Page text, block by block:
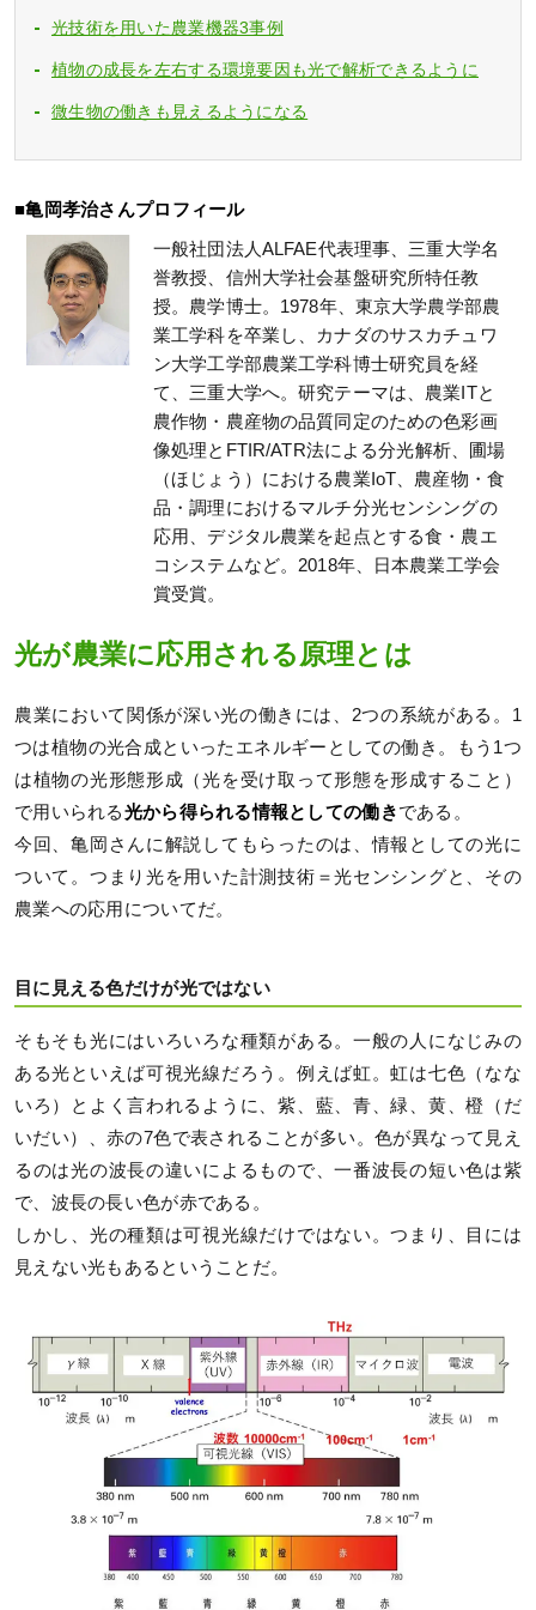
光技術を用いた農業機器3事例
植物の成長を左右する環境要因も光で解析できるように
微生物の働きも見えるようになる
■亀岡孝治さんプロフィール
一般社団法人ALFAE代表理事、三重大学名
誉教授、信州大学社会基盤研究所特任教
授。農学博士。1978年、東京大学農学部農
業工学科を卒業し、カナダのサスカチュワ
ン大学工学部農業工学科博士研究員を経
て、三重大学へ。研究テーマは、農業ITと
農作物・農産物の品質同定のための色彩画
像処理とFTIR/ATR法による分光解析、圃場
（ほじょう）における農業IoT、農産物・食
品・調理におけるマルチ分光センシングの
応用、デジタル農業を起点とする食・農エ
コシステムなど。2018年、日本農業工学会
賞受賞。
光が農業に応用される原理とは
農業において関係が深い光の働きには、2つの系統がある。1
つは植物の光合成といったエネルギーとしての働き。もう1つ
は植物の光形態形成（光を受け取って形態を形成すること）
で用いられる光から得られる情報としての働きである。
今回、亀岡さんに解説してもらったのは、情報としての光に
ついて。つまり光を用いた計測技術＝光センシングと、その
農業への応用についてだ。
目に見える色だけが光ではない
そもそも光にはいろいろな種類がある。一般の人になじみの
ある光といえば可視光線だろう。例えば虹。虹は七色（なな
いろ）とよく言われるように、紫、藍、青、緑、黄、橙（だ
いだい）、赤の7色で表されることが多い。色が異なって見え
るのは光の波長の違いによるもので、一番波長の短い色は紫
で、波長の長い色が赤である。
しかし、光の種類は可視光線だけではない。つまり、目には
見えない光もあるということだ。